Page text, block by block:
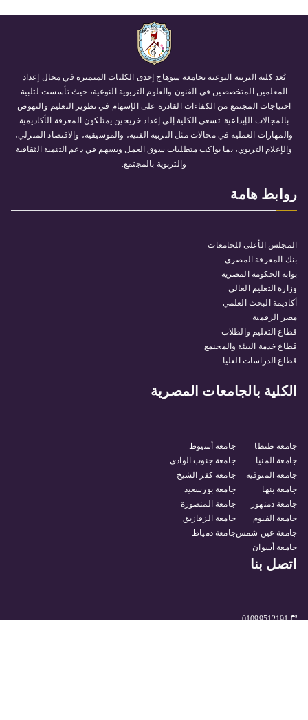
تُعد كلية التربية النوعية بجامعة سوهاج إحدى الكليات المتميزة في مجال إعداد
المعلمين المتخصصين في الفنون والعلوم التربوية النوعية، حيث تأسست لتلبية
احتياجات المجتمع من الكفاءات القادرة على الإسهام في تطوير التعليم والنهوض
بالمجالات الإبداعية. تسعى الكلية إلى إعداد خريجين يمتلكون المعرفة الأكاديمية
والمهارات العملية في مجالات مثل التربية الفنية، والموسيقية، والاقتصاد المنزلي،
والإعلام التربوي، بما يواكب متطلبات سوق العمل ويسهم في دعم التنمية الثقافية
والتربوية بالمجتمع.
روابط هامة
المجلس الأعلى للجامعات
بنك المعرفة المصري
بوابة الحكومة المصرية
وزارة التعليم العالي
أكاديمة البحث العلمي
مصر الرقمية
قطاع التعليم والطلاب
قطاع خدمة البيئة والمجنمع
قطاع الدراسات العليا
الكلية بالجامعات المصرية
جامعة طنطا
جامعة المنيا
جامعة المنوفية
جامعة بنها
جامعة دمنهور
جامعة الفيوم
جامعة عين شمس
جامعة أسوان
جامعة أسيوط
جامعة جنوب الوادي
جامعة كفر الشيخ
جامعة بورسعيد
جامعة المنصورة
جامعة الزقازيق
جامعة دمياط
اتصل بنا
01099512191